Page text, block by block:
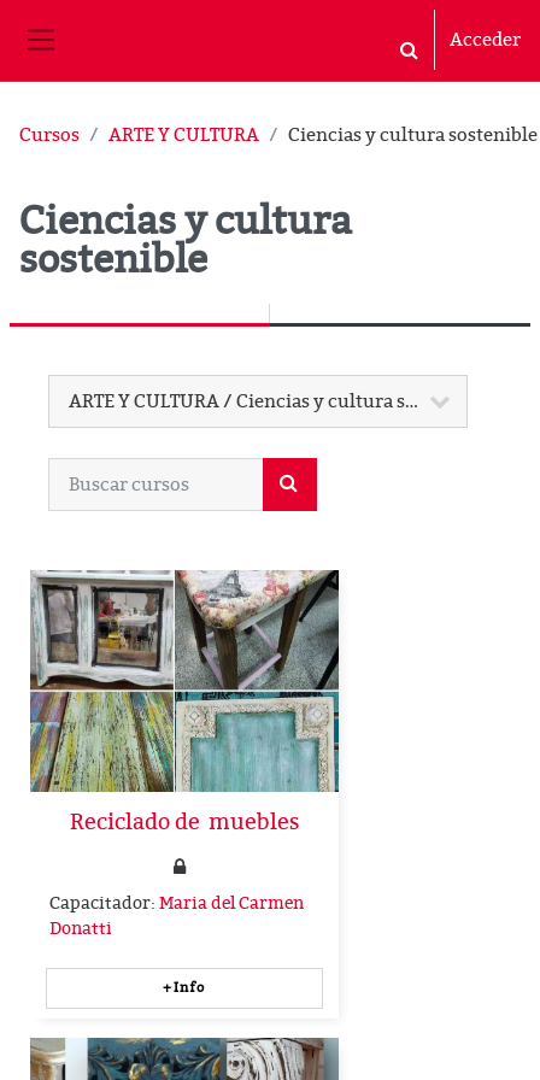
Selector de
Acceder
Cursos ARTE Y CULTURA Ciencias y cultura sostenible
Ciencias y cultura
sostenible
Categorías
Reciclado de muebles
Capacitador: Maria del Carmen
Donatti
+Info